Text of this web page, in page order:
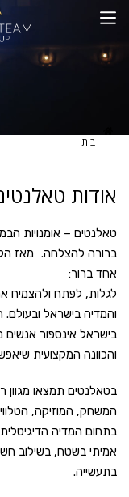
טאלנטים
– אומנויות הבמה והמדיה
ולהצמיח את דור
ובעולם. המקום
אנשים מוכשרים,
המקצועית שיאפשרו להם
תמצאו מגוון רחב של
הטלוויזיה,
הדיגיטלית וכוכבי
בשילוב חשיבה